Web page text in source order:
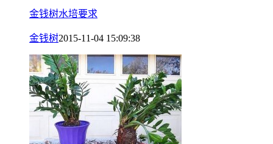
金钱树水培要求
金钱树2015-11-04 15:09:38